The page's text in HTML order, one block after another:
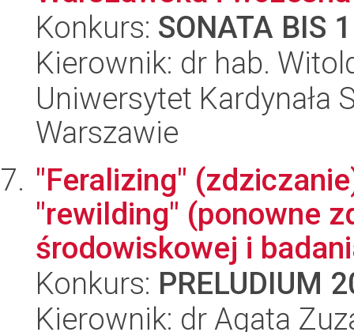
Konkurs: SONATA BIS
Kierownik: dr hab.
Uniwersytet Kardynała
Warszawie
"Feralizing"
"rewilding" (ponowne
środowiskowej i
Konkurs: PRELUDIUM
Kierownik: dr Agata